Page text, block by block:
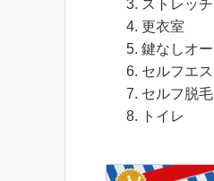
ストレッ
更衣室
鍵なしオ
セルフエ
セルフ脱毛
トイレ